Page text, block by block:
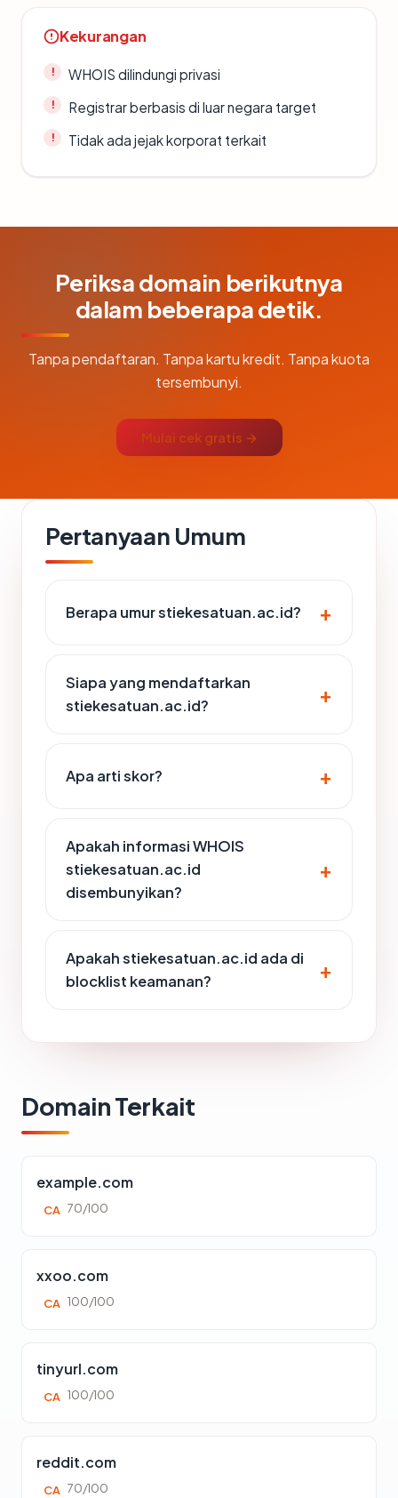
Kekurangan
WHOIS dilindungi privasi
Registrar berbasis di luar negara target
Tidak ada jejak korporat terkait
Periksa domain berikutnya
dalam beberapa detik.
Tanpa pendaftaran. Tanpa kartu kredit. Tanpa kuota
tersembunyi.
Mulai cek gratis →
Pertanyaan Umum
Berapa umur stiekesatuan.ac.id?
Siapa yang mendaftarkan
stiekesatuan.ac.id?
Apa arti skor?
Apakah informasi WHOIS
stiekesatuan.ac.id
disembunyikan?
Apakah stiekesatuan.ac.id ada di
blocklist keamanan?
Domain Terkait
example.com
CA 70/100
xxoo.com
CA 100/100
tinyurl.com
CA 100/100
reddit.com
CA 70/100